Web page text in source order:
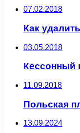
07.02.2018
Как
03.05.2018
Кессонный
11.09.2018
Польская
13.09.2024